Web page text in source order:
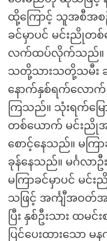
ထို့ကြောင့် သူအစီအ
ခင်မှာပင် မင်းညိုတစ်
လက်ထပ်လိုက်သည်။ လ
သတို့သားသတို့သမီး ခ
နောက်နှစ်ရက်လောက်
ကြသည်။ သုံးရက်မြေ
တစ်ယောက် မင်းညို
စောင့်နေသည်။ မက
ခုန်နေသည်။ မင်္ဂလ
မကြာခင်မှာပင် မ
သဖြင့် အင်္ကျီအဝတ်
ပြီး နှစ်ဦးသား ထမ
ပြင်ပေးထားသော